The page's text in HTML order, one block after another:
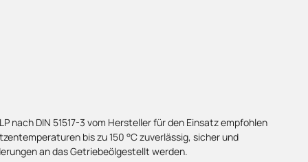
nach DIN 51517-3 vom Hersteller für den Einsatz empfohlen
bis zu 150 °C zuverlässig, sicher und
an das Getriebeölgestellt werden.